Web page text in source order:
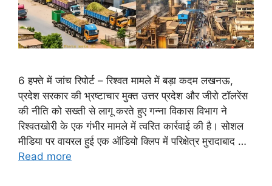
6 हफ्ते में जांच रिपोर्ट – रिश्वत मामले में बड़ा कदम लखनऊ,
प्रदेश सरकार की भ्रष्टाचार मुक्त उत्तर प्रदेश और जीरो टॉलरेंस
की नीति को सख्ती से लागू करते हुए गन्ना विकास विभाग ने
रिश्वतखोरी के एक गंभीर मामले में त्वरित कार्रवाई की है। सोशल
मीडिया पर वायरल हुई एक ऑडियो क्लिप में परिक्षेत्र मुरादाबाद …
Read more